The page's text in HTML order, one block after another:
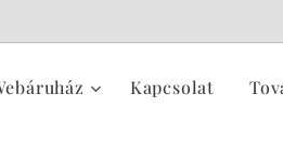
Kapcsolat